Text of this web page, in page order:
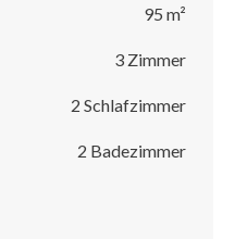
95 m²
3 Zimmer
2 Schlafzimmer
2 Badezimmer